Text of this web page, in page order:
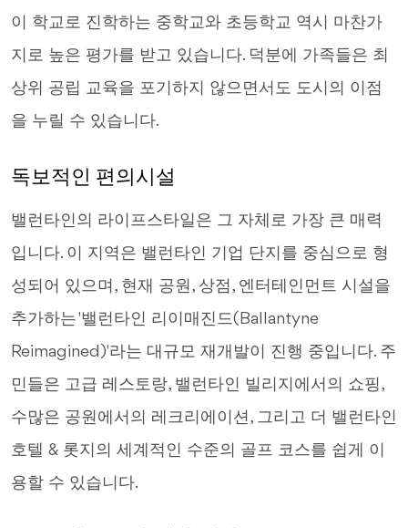
이 학교로 진학하는 중학교와 초등학교 역시 마찬가
지로 높은 평가를 받고 있습니다. 덕분에 가족들은 최
상위 공립 교육을 포기하지 않으면서도 도시의 이점
을 누릴 수 있습니다.
독보적인 편의시설
밸런타인의 라이프스타일은 그 자체로 가장 큰 매력
입니다. 이 지역은 밸런타인 기업 단지를 중심으로 형
성되어 있으며, 현재 공원, 상점, 엔터테인먼트 시설을
추가하는 '밸런타인 리이매진드(Ballantyne
Reimagined)'라는 대규모 재개발이 진행 중입니다. 주
민들은 고급 레스토랑, 밸런타인 빌리지에서의 쇼핑,
수많은 공원에서의 레크리에이션, 그리고 더 밸런타인
호텔 & 롯지의 세계적인 수준의 골프 코스를 쉽게 이
용할 수 있습니다.